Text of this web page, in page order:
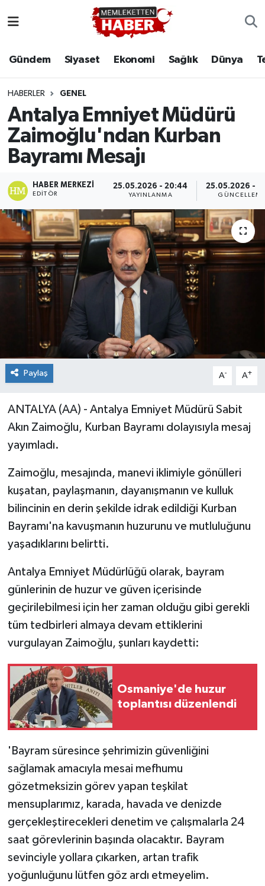
Gündem Siyaset Ekonomi Sağlık Dünya
HABERLER GENEL
Antalya Emniyet Müdürü
Zaimoğlu'ndan Kurban
Bayramı Mesajı
HABER MERKEZI
EDITÖR
25.05.2026 - 20:44
YAYINLANMA
25.05.2026 -
Paylaş A- A+
ANTALYA (AA) - Antalya Emniyet Müdürü Sabit
Akın Zaimoğlu, Kurban Bayramı dolayısıyla mesaj
yayımladı.
Zaimoğlu, mesajında, manevi iklimiyle gönülleri
kuşatan, paylaşmanın, dayanışmanın ve kulluk
bilincinin en derin şekilde idrak edildiği Kurban
Bayramı'na kavuşmanın huzurunu ve mutluluğunu
yaşadıklarını belirtti.
Antalya Emniyet Müdürlüğü olarak, bayram
günlerinin de huzur ve güven içerisinde
geçirilebilmesi için her zaman olduğu gibi gerekli
tüm tedbirleri almaya devam ettiklerini
vurgulayan Zaimoğlu, şunları kaydetti:
Osmaniye'de huzur
toplantısı düzenlendi
'Bayram süresince şehrimizin güvenliğini
sağlamak amacıyla mesai mefhumu
gözetmeksizin görev yapan teşkilat
mensuplarımız, karada, havada ve denizde
gerçekleştirecekleri denetim ve çalışmalarla 24
saat görevlerinin başında olacaktır. Bayram
sevinciyle yollara çıkarken, artan trafik
yoğunluğunu lütfen göz ardı etmeyelim.